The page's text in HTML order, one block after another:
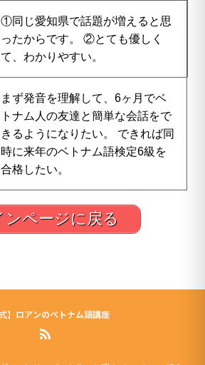
①同じ愛知県で話題が増えると思
ったからです。 ②とても優しく
て、わかりやすい。
まず発音を理解して、6ヶ月でベ
トナム人の友達と簡単な会話をで
きるようになりたい。 できれば同
時に来年のベトナム語検定6級を
合格したい。
ンページに戻る
式】ロアンのベトナム語講座